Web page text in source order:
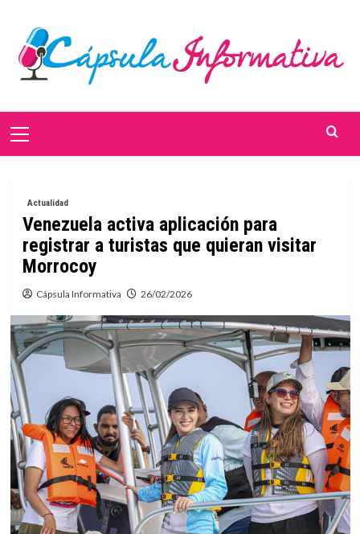
contenido
Menú
Actualidad
Venezuela activa aplicación para
registrar a turistas que quieran visitar
Morrocoy
Cápsula Informativa 26/02/2026